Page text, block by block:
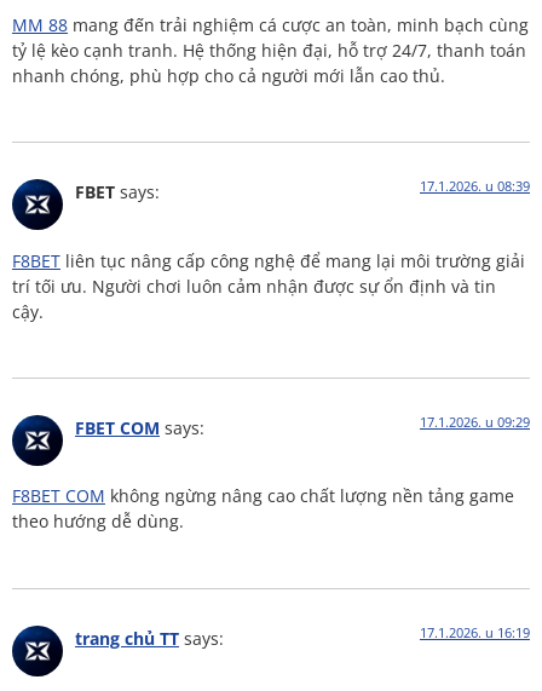
MM 88 mang đến trải nghiệm cá cược an toàn, minh bạch cùng
tỷ lệ kèo cạnh tranh. Hệ thống hiện đại, hỗ trợ 24/7, thanh toán
nhanh chóng, phù hợp cho cả người mới lẫn cao thủ.
FBET says: 17.1.2026. u 08:39
F8BET liên tục nâng cấp công nghệ để mang lại môi trường giải
trí tối ưu. Người chơi luôn cảm nhận được sự ổn định và tin
cậy.
FBET COM says: 17.1.2026. u 09:29
F8BET COM không ngừng nâng cao chất lượng nền tảng game
theo hướng dễ dùng.
trang chủ TT says: 17.1.2026. u 16:19